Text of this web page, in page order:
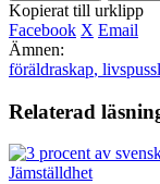
Kopierat till urklipp
Facebook X Email
Ämnen:
föräldraskap,
Relaterad
Jämställdhet